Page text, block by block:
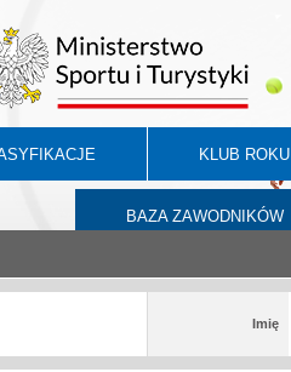
KLUB ROKU
BAZA ZAWODNIKÓW
Imię